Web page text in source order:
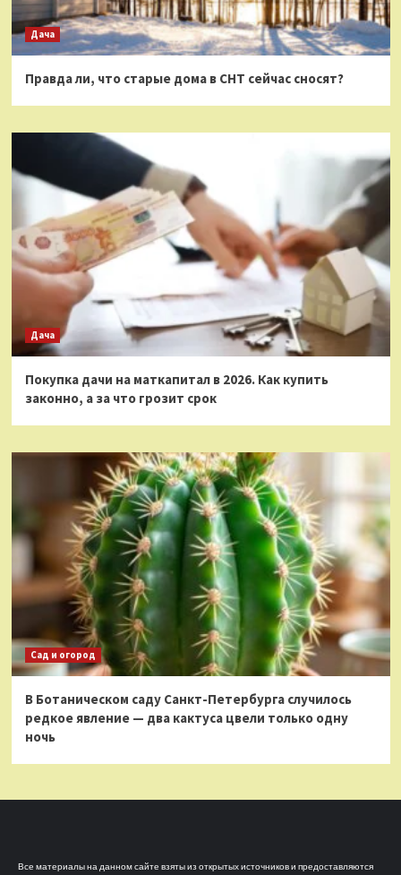
Дача
Правда ли, что старые дома в СНТ сейчас сносят?
Дача
Покупка дачи на маткапитал в 2026. Как купить
законно, а за что грозит срок
Сад и огород
В Ботаническом саду Санкт-Петербурга случилось
редкое явление — два кактуса цвели только одну
ночь
Все материалы на данном сайте взяты из открытых источников и предоставляются